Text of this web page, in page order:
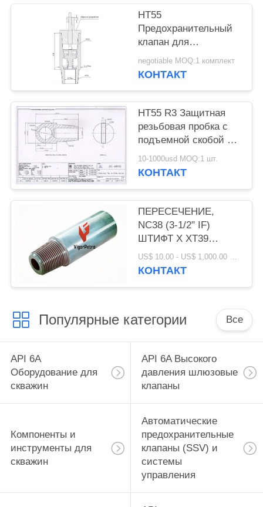
НТ55
Предохранительный
клапан для
предотвращения
выбросов, рабочее
°C, наружный
диаметр 178 мм x
внутренний диаметр
negotiable MOQ:1 комплект
КОНТАКТ
НТ55 R3 Защитная
резьбовая пробка с
подъемной скобой 7"
НАРУЖ. ДИАМ. X 14-
1/2" ОБЩ. ДЛИНА
10-1000usd MOQ:1 шт.
КОНТАКТ
ПЕРЕСЕЧЕНИЕ,
NC38 (3-1/2" IF)
ШТИФТ X XT39
КОРОБКА X ОБЩАЯ
ДЛИНА 18",
ДИАМЕТР 2.25"
US$ 10.00 - US$ 1,000.00 MOQ:1 шт.
КОНТАКТ
Популярные категории Все
API 6A
Оборудование для
скважин
API 6A Высокого
давления шлюзовые
клапаны
Компоненты и
инструменты для
скважин
Автоматические
предохранительные
клапаны (SSV) и
системы
управления